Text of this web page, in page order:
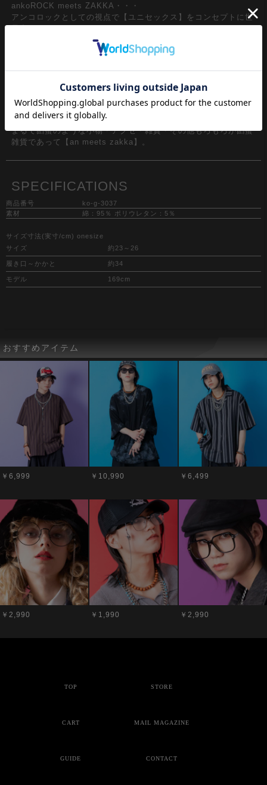
ankoROCK meets ZAKKA・・・
アンコロックとしての視点で【ユニセックス】をコンセプトに世
界中からセレクトしたドラマチックなアクセサリー。
ヘンテコで可愛らしい。直球なようで実は変化球。ボーダレスで
エレガントなものを大前提に子供から大人、男の子や女の子、感
性さえ合えば誰でも、どんな風にでも、自由に身に着けていい。
『甘くて深くて飽きのこない』世界が認める日本のスウィー
ツ・・・
まるで餡蜜のような小物・アクセ・雑貨・その他もろもろが餡蜜
雑貨であって【an meets zakka】。
SPECIFICATIONS
商品番号
ko-g-3037
素材
綿：95％ ポリウレタン：5％
サイズ寸法(実寸/cm) onesize
サイズ
約23～26
履き口～かかと 約34
モデル 169cm
おすすめアイテム
￥6,999 ￥10,990 ￥6,499
￥2,990 ￥1,990 ￥2,990
TOP STORE
CART MAIL MAGAZINE
GUIDE CONTACT